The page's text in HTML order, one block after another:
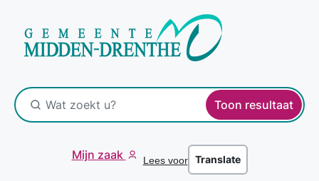
Toon resultaat
Mijn zaak Lees voor Translate